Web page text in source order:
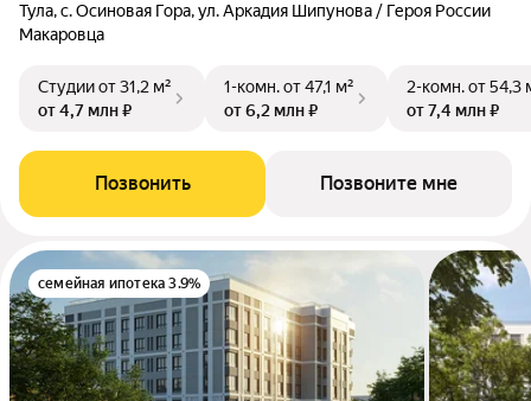
Тула, с. Осиновая Гора, ул. Аркадия Шипунова / Героя России
Макаровца
Студииот 31,2 м²
от 4,7 млн ₽
1-комн.от 47,1 м²
от 6,2 млн ₽
2-комн.от 54,3
от 7,4 млн ₽
Позвонить Позвоните мне
семейная ипотека 3.9%